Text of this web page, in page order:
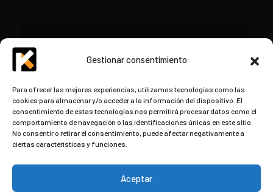
Gestionar consentimiento
Para ofrecer las mejores experiencias, utilizamos tecnologías como las
cookies para almacenar y/o acceder a la información del dispositivo. El
consentimiento de estas tecnologías nos permitirá procesar datos como el
comportamiento de navegación o las identificaciones únicas en este sitio.
No consentir o retirar el consentimiento, puede afectar negativamente a
ciertas características y funciones.
Aceptar
contacto@kds.cloud
www.kds.cloud
Plaza Libertad 8Entreplanta, Oficina
3,31004 Pamplona,